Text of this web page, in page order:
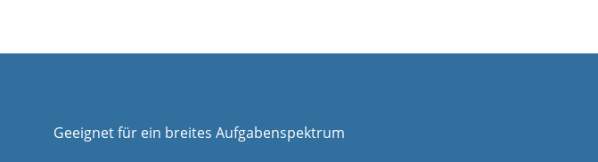
Geeignet für ein breites Aufgabenspektrum